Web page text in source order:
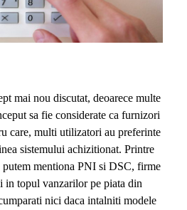
mai nou discutat, deoarece multe
sa fie considerate ca furnizori
care, multi utilizatori au preferinte
sistemului achizitionat. Printre
putem mentiona PNI si DSC, firme
in topul vanzarilor pe piata din
nici daca intalniti modele